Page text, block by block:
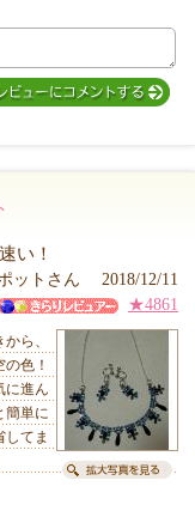
い！
ットさん 2018/12/11
★4861
ら、
色！
に進ん
簡単に
てま